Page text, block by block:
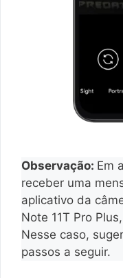
Observação: Em
receber uma
aplicativo da
Note 11T Pro
Nesse caso,
passos a seguir.